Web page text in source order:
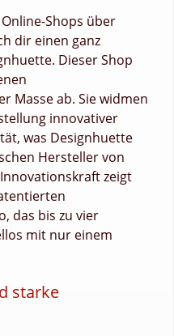
Shops über
dir einen ganz
Dieser Shop
Masse ab. Sie widmen
innovativer
was Designhuette
Hersteller von
zeigt
das bis zu vier
mit nur einem
starke